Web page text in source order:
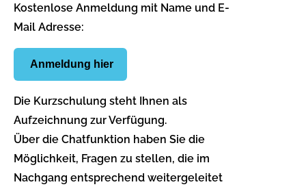
Kostenlose Anmeldung mit Name und E-
Mail Adresse:
Anmeldung hier
Die Kurzschulung steht Ihnen als
Aufzeichnung zur Verfügung.
Über die Chatfunktion haben Sie die
Möglichkeit, Fragen zu stellen, die im
Nachgang entsprechend weitergeleitet